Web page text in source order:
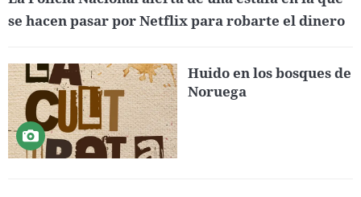
se hacen pasar por Netflix para robarte el dinero
Huido en los bosques de
Noruega